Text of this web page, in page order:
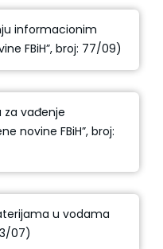
informacionim
FBiH”, broj: 77/09)
za vađenje
novine FBiH”, broj:
u vodama
07)